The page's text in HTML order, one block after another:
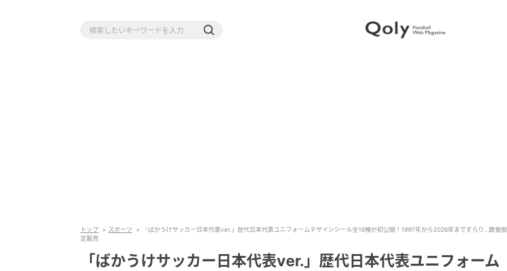
トップ スポーツ
「ばかうけサッカー日本代表ver.」歴代日本代表ユニフォームデザインシール全16種が初公開！1997年から2026年までずらり…数量限
定販売
「ばかうけサッカー日本代表ver.」歴代日本代表ユニフォーム